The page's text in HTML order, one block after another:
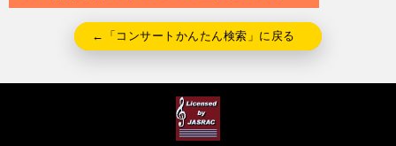
←「コンサートかんたん検索」に戻る